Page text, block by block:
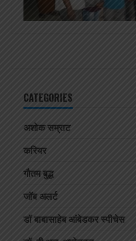
CATEGORIES
अशोक सम्राट
करियर
गौतम बुद्ध
जॉब अलर्ट
डॉ बाबासाहेब आंबेडकर स्पीचेस